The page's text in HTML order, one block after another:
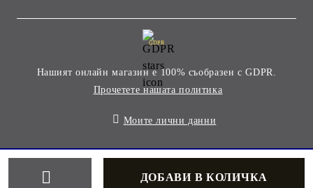
GDPR
Нашият онлайн магазин е 100% съобразен с GDPR.
Прочетете нашата политика
Моите лични данни